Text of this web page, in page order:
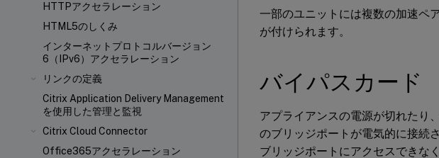
HTTPアクセラレーション
HTML5のしくみ
インターネットプロトコルバージョン
6（IPv6）アクセラレーション
リンクの定義
Citrix Application Delivery Management
を使用した管理と監視
Citrix Cloud Connector
Office365アクセラレーション
一部のユニットには複数の加速ペ
が付けられます。
バイパスカード
アプライアンスの電源が切れたり
のブリッジポートが電気的に接続
ブリッジポートにアクセスできな